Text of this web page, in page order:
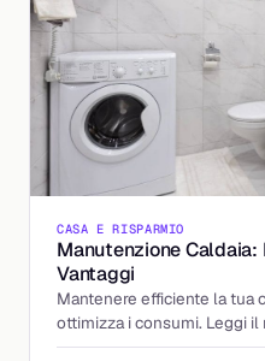
CASA E RISPARMIO
Manutenzione Caldaia:
Vantaggi
Mantenere efficiente la tua
ottimizza i consumi. Leggi
sulla manutenzione caldaia!